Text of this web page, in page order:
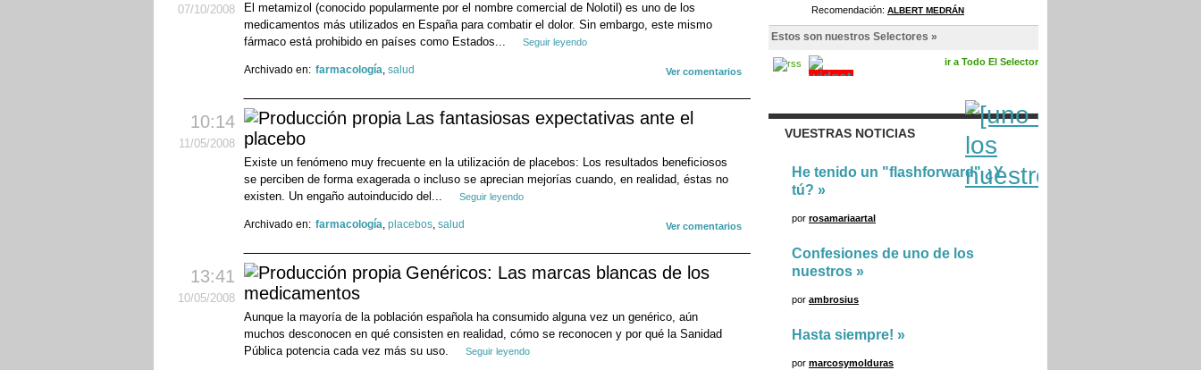
Recomendación: ALBERT MEDRÁN
Estos son nuestros Selectores »
ir a Todo El Selector
VUESTRAS NOTICIAS
He tenido un "flashforward" ¿Y
tú? »
por rosamariaartal
Confesiones de uno de los
nuestros »
por ambrosius
Hasta siempre! »
por marcosymolduras
07/10/2008
El metamizol (conocido popularmente por el nombre comercial de Nolotil) es uno de los
medicamentos más utilizados en España para combatir el dolor. Sin embargo, este mismo
fármaco está prohibido en países como Estados...
Seguir leyendo
Ver comentarios
Archivado en: farmacología, salud
10:14
11/05/2008
Las fantasiosas expectativas ante el
placebo
Existe un fenómeno muy frecuente en la utilización de placebos: Los resultados beneficiosos
se perciben de forma exagerada o incluso se aprecian mejorías cuando, en realidad, éstas no
existen. Un engaño autoinducido del...
Seguir leyendo
Ver comentarios
Archivado en: farmacología, placebos, salud
13:41
10/05/2008
Genéricos: Las marcas blancas de los
medicamentos
Aunque la mayoría de la población española ha consumido alguna vez un genérico, aún
muchos desconocen en qué consisten en realidad, cómo se reconocen y por qué la Sanidad
Pública potencia cada vez más su uso.
Seguir leyendo